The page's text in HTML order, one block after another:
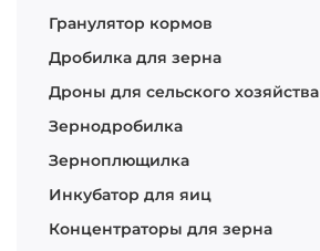
Гранулятор кормов
Дробилка для зерна
Дроны для сельского хозяйства
Зернодробилка
Зерноплющилка
Инкубатор для яиц
Концентраторы для зерна